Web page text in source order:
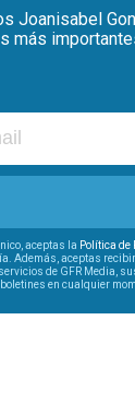
Joanisabel
más
aceptas la Política de
Además, aceptas
de GFR Media,
en cualquier